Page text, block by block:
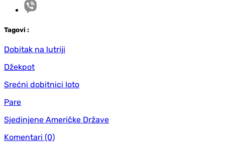
Tagovi :
Dobitak na lutriji
Džekpot
Srećni dobitnici loto
Pare
Sjedinjene Američke Države
Komentari (0)